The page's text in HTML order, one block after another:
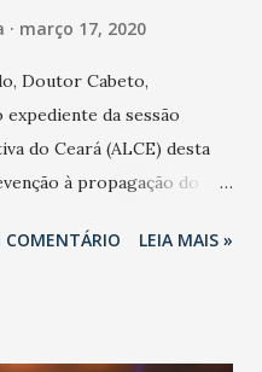
março 17, 2020
Doutor Cabeto,
da sessão
do Ceará (ALCE) desta
à propagação do
na contenção da
COMENTÁRIO LEIA MAIS »